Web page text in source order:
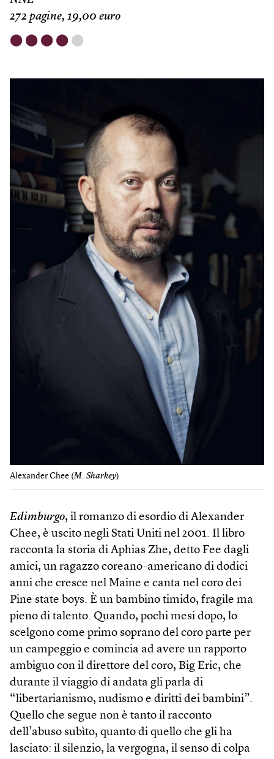
272 pagine, 19,00 euro
⬤ ⬤ ⬤ ⬤ ⬤
Alexander Chee (M. Sharkey)
Edimburgo, il romanzo di esordio di Alexander
Chee, è uscito negli Stati Uniti nel 2001. Il libro
racconta la storia di Aphias Zhe, detto Fee dagli
amici, un ragazzo coreano-americano di dodici
anni che cresce nel Maine e canta nel coro dei
Pine state boys. È un bambino timido, fragile ma
pieno di talento. Quando, pochi mesi dopo, lo
scelgono come primo soprano del coro parte per
un campeggio e comincia ad avere un rapporto
ambiguo con il direttore del coro, Big Eric, che
durante il viaggio di andata gli parla di
“libertarianismo, nudismo e diritti dei bambini”.
Quello che segue non è tanto il racconto
dell’abuso subìto, quanto di quello che gli ha
lasciato: il silenzio, la vergogna, il senso di colpa